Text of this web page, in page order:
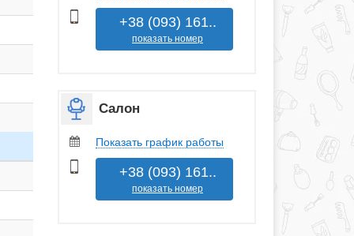
+38 (093) 161..
показать номер
Салон
Показать график работы
+38 (093) 161..
показать номер